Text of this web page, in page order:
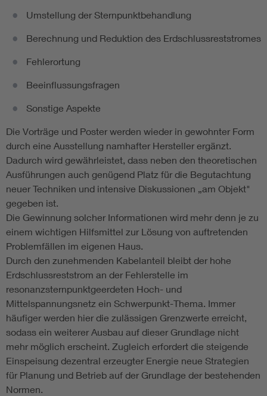
Umstellung der Sternpunktbehandlung
Berechnung und Reduktion des Erdschlussreststromes
Fehlerortung
Beeinflussungsfragen
Sonstige Aspekte
Die Vorträge und Poster werden wieder in gewohnter Form
durch eine Ausstellung namhafter Hersteller ergänzt.
Dadurch wird gewährleistet, dass neben den theoretischen
Ausführungen auch genügend Platz für die Begutachtung
neuer Techniken und intensive Diskussionen „am Objekt"
gegeben ist.
Die Gewinnung solcher Informationen wird mehr denn je zu
einem wichtigen Hilfsmittel zur Lösung von auftretenden
Problemfällen im eigenen Haus.
Durch den zunehmenden Kabelanteil bleibt der hohe
Erdschlussreststrom an der Fehlerstelle im
resonanzsternpunktgeerdeten Hoch- und
Mittelspannungsnetz ein Schwerpunkt-Thema. Immer
häufiger werden hier die zulässigen Grenzwerte erreicht,
sodass ein weiterer Ausbau auf dieser Grundlage nicht
mehr möglich erscheint. Zugleich erfordert die steigende
Einspeisung dezentral erzeugter Energie neue Strategien
für Planung und Betrieb auf der Grundlage der bestehenden
Normen.